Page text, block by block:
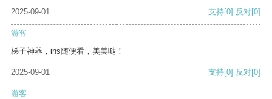
2025-09-01
支持[0] 反对[0]
游客
梯子神器，ins随便看，美美哒！
2025-09-01 支持[0] 反对[0]
游客